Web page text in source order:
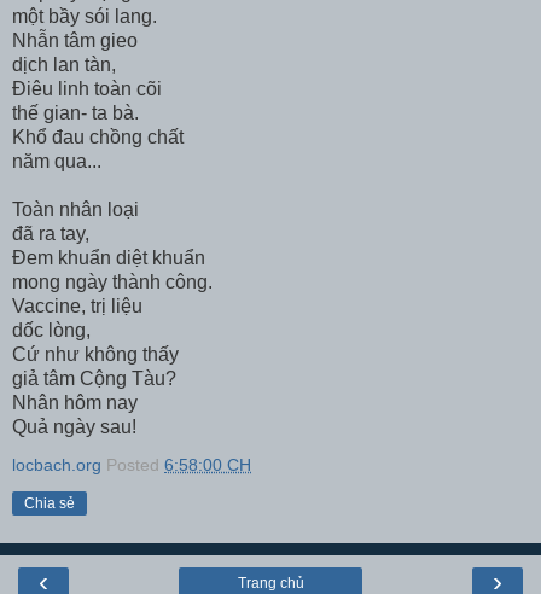
một bầy sói lang.
Nhẫn tâm gieo
dịch lan tàn,
Điêu linh toàn cõi
thế gian- ta bà.
Khổ đau chồng chất
năm qua...
Toàn nhân loại
đã ra tay,
Đem khuẩn diệt khuẩn
mong ngày thành công.
Vaccine, trị liệu
dốc lòng,
Cứ như không thấy
giả tâm Cộng Tàu?
Nhân hôm nay
Quả ngày sau!
locbach.org Posted 6:58:00 CH
Chia sẻ
‹ ›
Trang chủ